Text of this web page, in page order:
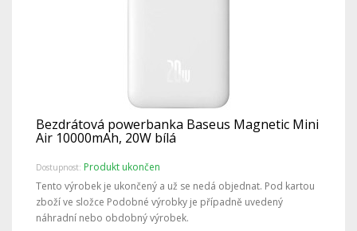
Bezdrátová powerbanka Baseus Magnetic Mini
Air 10000mAh, 20W bílá
Dostupnost: Produkt ukončen
Tento výrobek je ukončený a už se nedá objednat. Pod kartou
zboží ve složce Podobné výrobky je případně uvedený
náhradní nebo obdobný výrobek.